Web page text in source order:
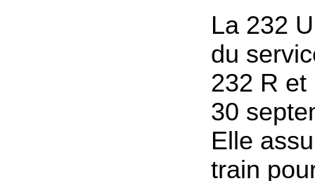
La 232
du
232 R et
30
Elle
train